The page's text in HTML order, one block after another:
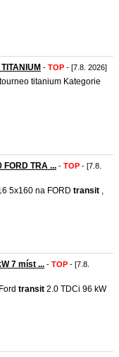
- TOP - [7.8. 2026]
titanium Kategorie
TRA ... - TOP - [7.8.
5x160 na FORD transit ,
7 míst ... - TOP - [7.8.
transit 2.0 TDCi 96 kW